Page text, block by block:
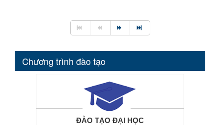
Chương trình đào tạo
ĐÀO TẠO ĐẠI HỌC